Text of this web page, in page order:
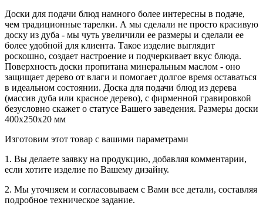
Доски для подачи блюд намного более интересны в подаче,
чем традиционные тарелки. А мы сделали не просто красивую
доску из дуба - мы чуть увеличили ее размеры и сделали ее
более удобной для клиента. Такое изделие выглядит
роскошно, создает настроение и подчеркивает вкус блюда.
Поверхность доски пропитана минеральным маслом - оно
защищает дерево от влаги и помогает долгое время оставаться
в идеальном состоянии. Доска для подачи блюд из дерева
(массив дуба или красное дерево), с фирменной гравировкой
безусловно скажет о статусе Вашего заведения. Размеры доски
400x250x20 мм
Изготовим этот товар с вашими параметрами
1. Вы делаете заявку на продукцию, добавляя комментарии,
если хотите изделие по Вашему дизайну.
2. Мы уточняем и согласовываем с Вами все детали, составляя
подробное техническое задание.